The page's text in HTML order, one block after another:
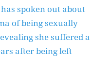
spoken out about
of being sexually
she suffered a
after being left